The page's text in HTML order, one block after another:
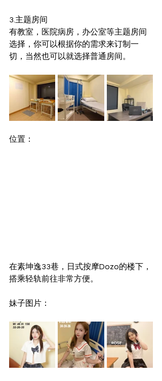
3.主题房间
有教室，医院病房，办公室等主题房间
选择，你可以根据你的需求来订制一
切，当然也可以就选择普通房间。
位置：
在素坤逸33巷，日式按摩Dozo的楼下，
搭乘轻轨前往非常方便。
妹子图片：